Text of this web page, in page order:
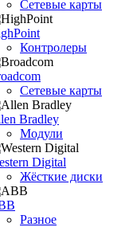
Сетевые карты
Контролеры
Сетевые карты
Bradley
Модули
Digital
Жёсткие диски
Разное